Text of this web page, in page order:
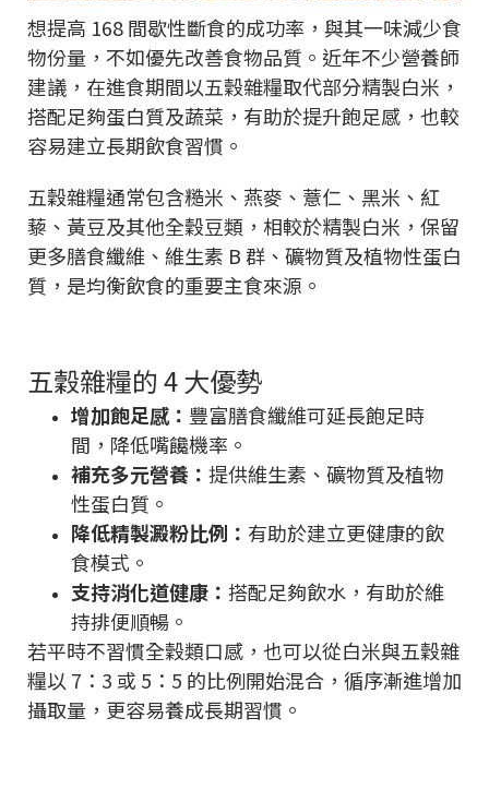
想提高 168 間歇性斷食的成功率，與其一味減少食
物份量，不如優先改善食物品質。近年不少營養師
建議，在進食期間以五穀雜糧取代部分精製白米，
搭配足夠蛋白質及蔬菜，有助於提升飽足感，也較
容易建立長期飲食習慣。
五穀雜糧通常包含糙米、燕麥、薏仁、黑米、紅
藜、黃豆及其他全穀豆類，相較於精製白米，保留
更多膳食纖維、維生素 B 群、礦物質及植物性蛋白
質，是均衡飲食的重要主食來源。
五穀雜糧的 4 大優勢
增加飽足感： 豐富膳食纖維可延長飽足時
間，降低嘴饞機率。
補充多元營養： 提供維生素、礦物質及植物
性蛋白質。
降低精製澱粉比例： 有助於建立更健康的飲
食模式。
支持消化道健康： 搭配足夠飲水，有助於維
持排便順暢。
若平時不習慣全穀類口感，也可以從白米與五穀雜
糧以 7：3 或 5：5 的比例開始混合，循序漸進增加
攝取量，更容易養成長期習慣。